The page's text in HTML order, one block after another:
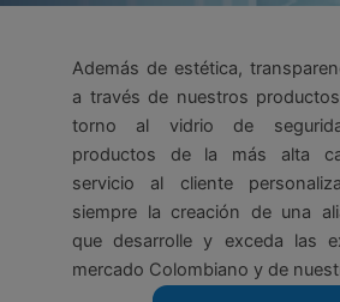
Además de estética,
a través de nuestros
torno al vidrio de
productos de la más alta
servicio al cliente
siempre la creación de una
que desarrolle y exceda las
mercado Colombiano y de